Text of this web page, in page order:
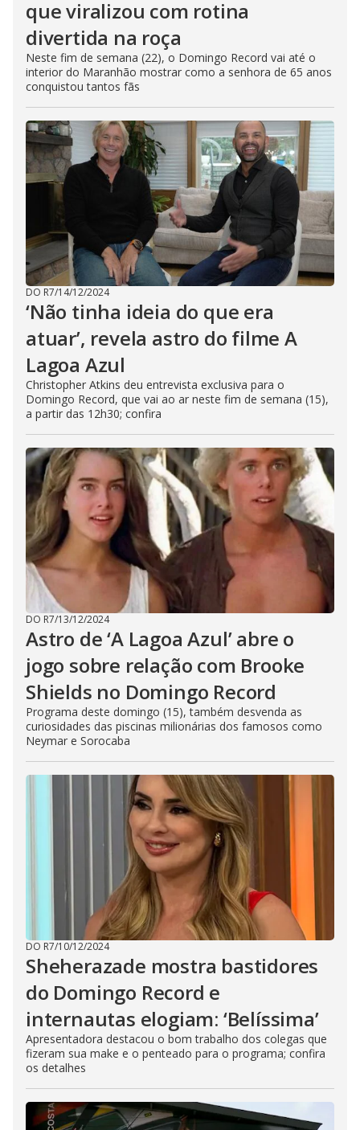
que viralizou com rotina
divertida na roça
Neste fim de semana (22), o Domingo Record vai até o
interior do Maranhão mostrar como a senhora de 65 anos
conquistou tantos fãs
DO R7/14/12/2024
‘Não tinha ideia do que era
atuar’, revela astro do filme A
Lagoa Azul
Christopher Atkins deu entrevista exclusiva para o
Domingo Record, que vai ao ar neste fim de semana (15),
a partir das 12h30; confira
DO R7/13/12/2024
Astro de ‘A Lagoa Azul’ abre o
jogo sobre relação com Brooke
Shields no Domingo Record
Programa deste domingo (15), também desvenda as
curiosidades das piscinas milionárias dos famosos como
Neymar e Sorocaba
DO R7/10/12/2024
Sheherazade mostra bastidores
do Domingo Record e
internautas elogiam: ‘Belíssima’
Apresentadora destacou o bom trabalho dos colegas que
fizeram sua make e o penteado para o programa; confira
os detalhes